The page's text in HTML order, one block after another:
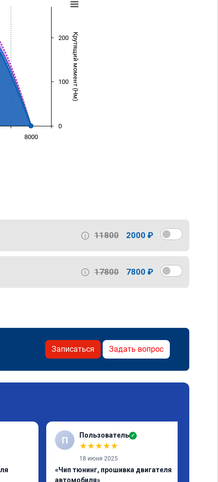
Крутящий момент (Нм)
8000
0
100
200
11800 2000 ₽
17800 7800 ₽
Записаться Задать вопрос
П Пользователь ✓
★★★★★
18 июня 2025
«Чип тюнинг, прошивка двигателя
автомобиля»